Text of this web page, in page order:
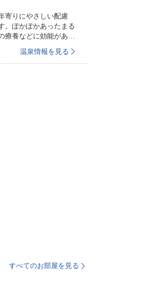
寄りにやさしい配慮
。ぽかぽかあったまる
療養などに効能があり
温泉情報を見る
すべてのお部屋を見る